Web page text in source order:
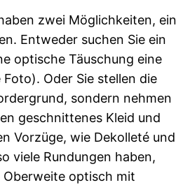
zwei Möglichkeiten, ein
Entweder suchen Sie ein
optische Täuschung eine
Oder Sie stellen die
sondern nehmen
geschnittenes Kleid und
Vorzüge, wie Dekolleté und
viele Rundungen haben,
Oberweite optisch mit